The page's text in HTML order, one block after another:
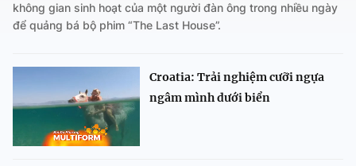
không gian sinh hoạt của một người đàn ông trong nhiều ngày
để quảng bá bộ phim “The Last House”.
Croatia: Trải nghiệm cưỡi ngựa
ngâm mình dưới biển